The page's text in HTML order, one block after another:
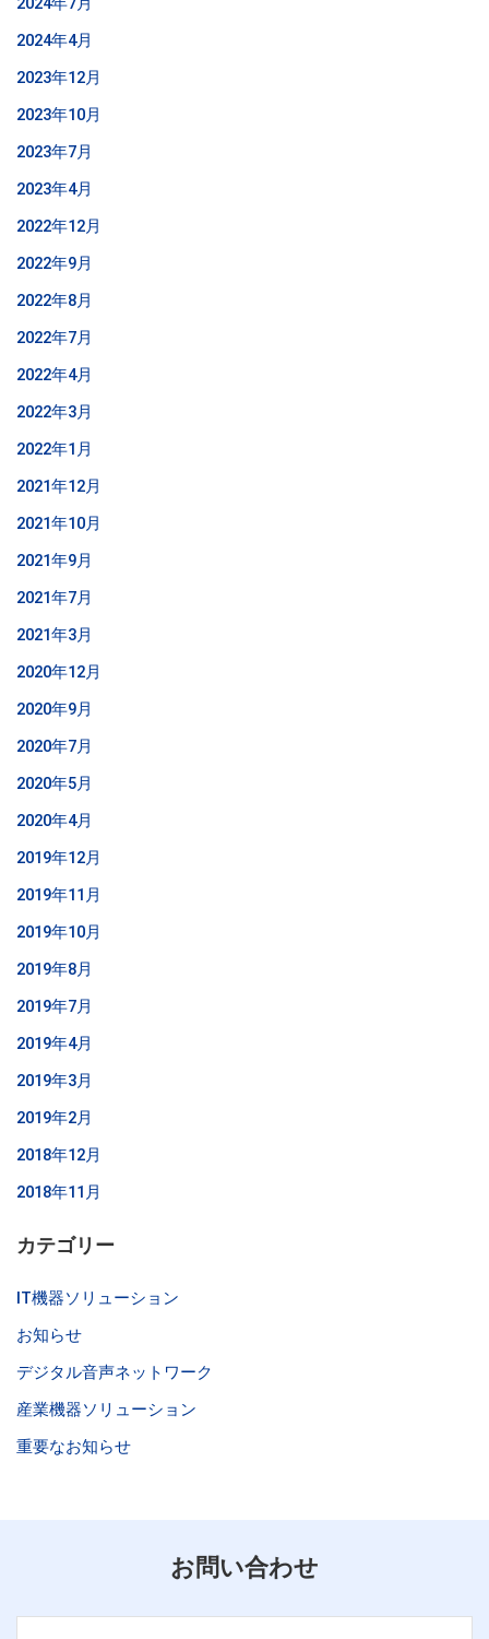
2024年4月
2023年12月
2023年10月
2023年7月
2023年4月
2022年12月
2022年9月
2022年8月
2022年7月
2022年4月
2022年3月
2022年1月
2021年12月
2021年10月
2021年9月
2021年7月
2021年3月
2020年12月
2020年9月
2020年7月
2020年5月
2020年4月
2019年12月
2019年11月
2019年10月
2019年8月
2019年7月
2019年4月
2019年3月
2019年2月
2018年12月
2018年11月
カテゴリー
IT機器ソリューション
お知らせ
デジタル音声ネットワーク
産業機器ソリューション
重要なお知らせ
お問い合わせ